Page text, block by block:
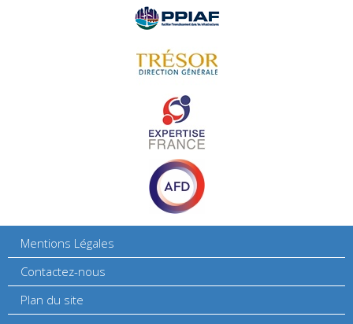
Mentions Légales
Contactez-nous
Plan du site